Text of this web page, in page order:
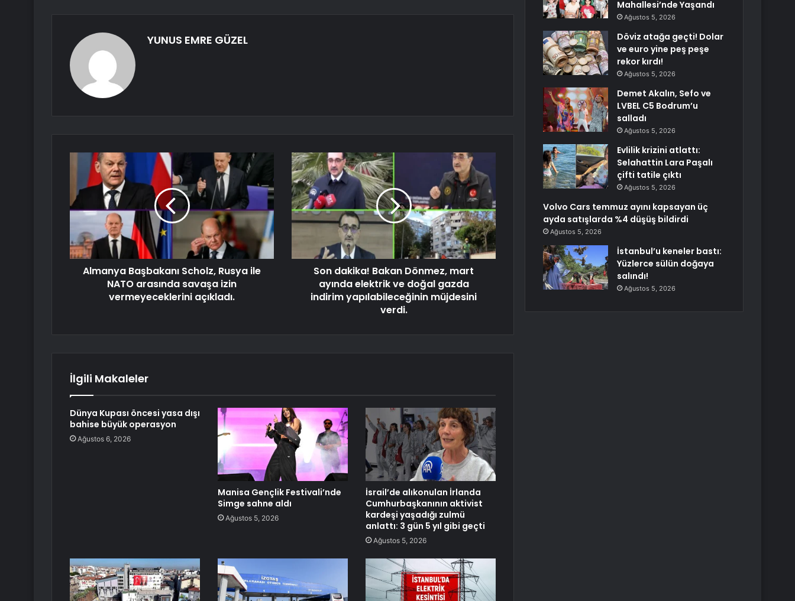
YUNUS EMRE GÜZEL
Almanya Başbakanı Scholz, Rusya ile
NATO arasında savaşa izin
vermeyeceklerini açıkladı.
Son dakika! Bakan Dönmez, mart
ayında elektrik ve doğal gazda
indirim yapılabileceğinin müjdesini
verdi.
İlgili Makaleler
Dünya Kupası öncesi yasa dışı
bahise büyük operasyon
Ağustos 6, 2026
Manisa Gençlik Festivali’nde
Simge sahne aldı
Ağustos 5, 2026
İsrail’de alıkonulan İrlanda
Cumhurbaşkanının aktivist
kardeşi yaşadığı zulmü
anlattı: 3 gün 5 yıl gibi geçti
Ağustos 5, 2026
Mahallesi’nde Yaşandı
Ağustos 5, 2026
Döviz atağa geçti! Dolar
ve euro yine peş peşe
rekor kırdı!
Ağustos 5, 2026
Demet Akalın, Sefo ve
LVBEL C5 Bodrum’u
salladı
Ağustos 5, 2026
Evlilik krizini atlattı:
Selahattin Lara Paşalı
çifti tatile çıktı
Ağustos 5, 2026
Volvo Cars temmuz ayını kapsayan üç
ayda satışlarda %4 düşüş bildirdi
Ağustos 5, 2026
İstanbul’u keneler bastı:
Yüzlerce sülün doğaya
salındı!
Ağustos 5, 2026